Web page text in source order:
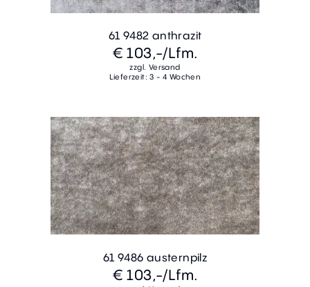
61 9482 anthrazit
€ 103,-/Lfm.
zzgl. Versand
Lieferzeit: 3 - 4 Wochen
61 9486 austernpilz
€ 103,-/Lfm.